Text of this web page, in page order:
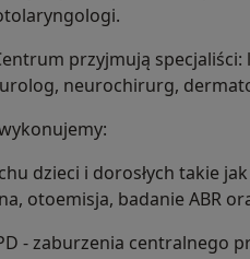
przyjmują
neurochirurg,
dzieci i dorosłych takie
otoemisja, badanie ABR
- zaburzenia centralnego